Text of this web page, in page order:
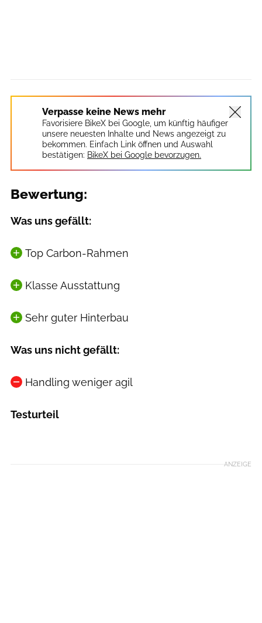
Verpasse keine News mehr
Favorisiere BikeX bei Google, um künftig häufiger
unsere neuesten Inhalte und News angezeigt zu
bekommen. Einfach Link öffnen und Auswahl
bestätigen: BikeX bei Google bevorzugen.
Bewertung:
Was uns gefällt:
Top Carbon-Rahmen
Klasse Ausstattung
Sehr guter Hinterbau
Was uns nicht gefällt:
Handling weniger agil
Testurteil
ANZEIGE